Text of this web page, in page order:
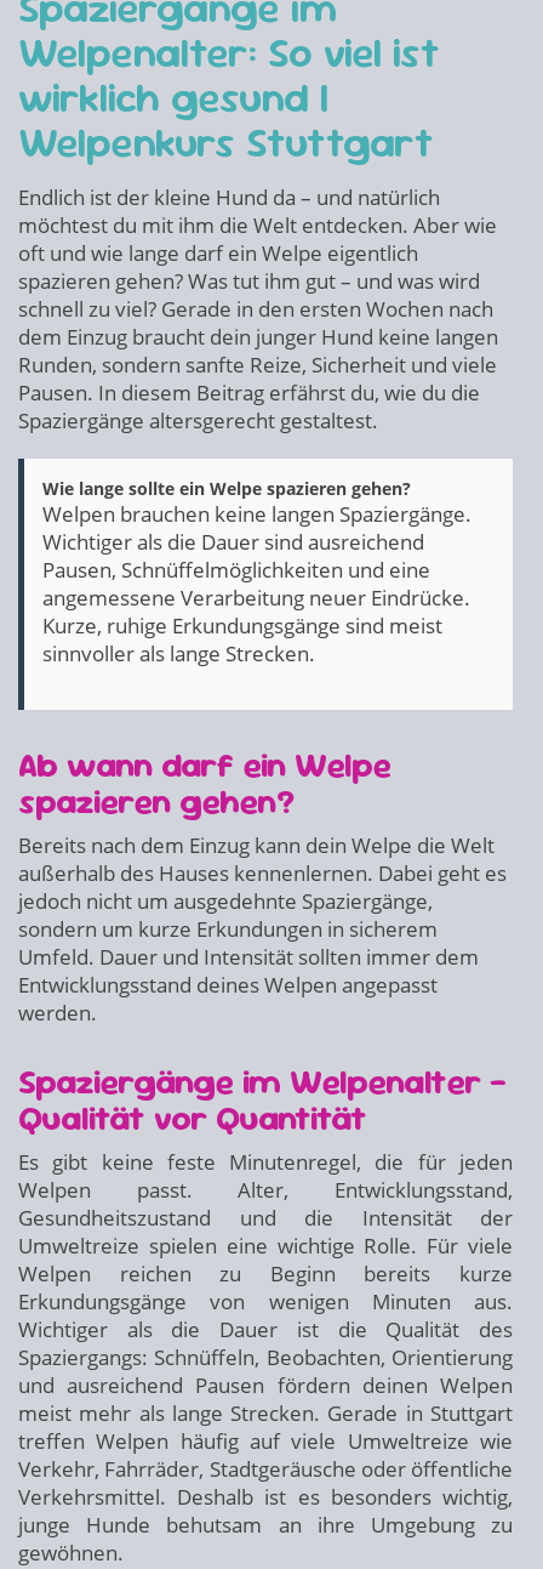
Welpenalter: So viel ist
wirklich gesund |
Welpenkurs Stuttgart
Endlich ist der kleine Hund da – und natürlich
möchtest du mit ihm die Welt entdecken. Aber wie
oft und wie lange darf ein Welpe eigentlich
spazieren gehen? Was tut ihm gut – und was wird
schnell zu viel? Gerade in den ersten Wochen nach
dem Einzug braucht dein junger Hund keine langen
Runden, sondern sanfte Reize, Sicherheit und viele
Pausen. In diesem Beitrag erfährst du, wie du die
Spaziergänge altersgerecht gestaltest.
Wie lange sollte ein Welpe spazieren gehen?
Welpen brauchen keine langen Spaziergänge.
Wichtiger als die Dauer sind ausreichend
Pausen, Schnüffelmöglichkeiten und eine
angemessene Verarbeitung neuer Eindrücke.
Kurze, ruhige Erkundungsgänge sind meist
sinnvoller als lange Strecken.
Ab wann darf ein Welpe
spazieren gehen?
Bereits nach dem Einzug kann dein Welpe die Welt
außerhalb des Hauses kennenlernen. Dabei geht es
jedoch nicht um ausgedehnte Spaziergänge,
sondern um kurze Erkundungen in sicherem
Umfeld. Dauer und Intensität sollten immer dem
Entwicklungsstand deines Welpen angepasst
werden.
Spaziergänge im Welpenalter –
Qualität vor Quantität
Es gibt keine feste Minutenregel, die für jeden
Welpen passt. Alter, Entwicklungsstand,
Gesundheitszustand und die Intensität der
Umweltreize spielen eine wichtige Rolle. Für viele
Welpen reichen zu Beginn bereits kurze
Erkundungsgänge von wenigen Minuten aus.
Wichtiger als die Dauer ist die Qualität des
Spaziergangs: Schnüffeln, Beobachten, Orientierung
und ausreichend Pausen fördern deinen Welpen
meist mehr als lange Strecken. Gerade in Stuttgart
treffen Welpen häufig auf viele Umweltreize wie
Verkehr, Fahrräder, Stadtgeräusche oder öffentliche
Verkehrsmittel. Deshalb ist es besonders wichtig,
junge Hunde behutsam an ihre Umgebung zu
gewöhnen.